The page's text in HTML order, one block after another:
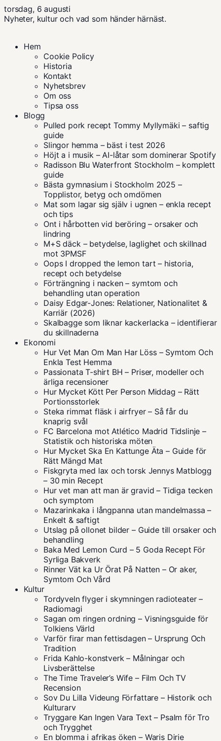
torsdag, 6 augusti
Nyheter, kultur och vad som händer härnäst.
Hem
Cookie Policy
Historia
Kontakt
Nyhetsbrev
Om oss
Tipsa oss
Blogg
Pulled pork recept Tommy Myllymäki – saftig
guide
Slingor hemma – bäst i test 2026
Höjt a i musik – AI-låtar som dominerar Spotify
Radisson Blu Waterfront Stockholm – komplett
guide
Bästa gymnasium i Stockholm 2025 –
Topplistor, betyg och omdömen
Mat som lagar sig själv i ugnen – enkla recept
och tips
Ont i hårbotten vid beröring – orsaker och
lindring
M+S däck – betydelse, laglighet och skillnad
mot 3PMSF
Oops I dropped the lemon tart – historia,
recept och betydelse
Förträngning i nacken – symtom och
behandling utan operation
Daisy Edgar-Jones: Relationer, Nationalitet &
Karriär (2026)
Skalbagge som liknar kackerlacka – identifierar
du skillnaderna
Ekonomi
Hur Vet Man Om Man Har Löss – Symtom Och
Enkla Test Hemma
Passionata T-shirt BH – Priser, modeller och
ärliga recensioner
Hur Mycket Kött Per Person Middag – Rätt
Portionsstorlek
Steka rimmat fläsk i airfryer – Så får du
knaprig svål
FC Barcelona mot Atlético Madrid Tidslinje –
Statistik och historiska möten
Hur Mycket Ska En Kattunge Äta – Guide för
Rätt Mängd Mat
Fiskgryta med lax och torsk Jennys Matblogg
– 30 min Recept
Hur vet man att man är gravid – Tidiga tecken
och symptom
Mazarinkaka i långpanna utan mandelmassa –
Enkelt & saftigt
Utslag på ollonet bilder – Guide till orsaker och
behandling
Baka Med Lemon Curd – 5 Goda Recept För
Syrliga Bakverk
Rinner Vät ka Ur Örat På Natten – Or aker,
Symtom Och Vård
Kultur
Tordyveln flyger i skymningen radioteater –
Radiomagi
Sagan om ringen ordning – Visningsguide för
Tolkiens Värld
Varför firar man fettisdagen – Ursprung Och
Tradition
Frida Kahlo-konstverk – Målningar och
Livsberättelse
The Time Traveler’s Wife – Film Och TV
Recension
Sov Du Lilla Videung Författare – Historik och
Kulturarv
Tryggare Kan Ingen Vara Text – Psalm för Tro
och Trygghet
En blomma i afrikas öken – Waris Dirie